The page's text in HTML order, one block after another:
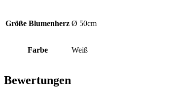
Größe Blumenherz Ø 50cm
Farbe Weiß
Bewertungen